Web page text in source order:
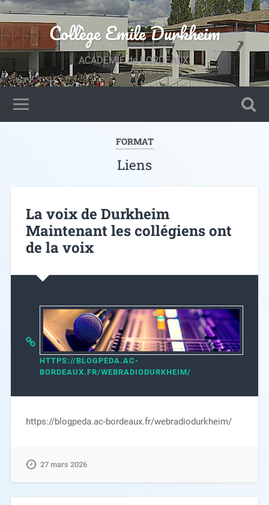
Collège Emile Durkheim
ACADEMIE de BORDEAUX.
FORMAT
Liens
La voix de Durkheim
Maintenant les collégiens ont
de la voix
HTTPS://BLOGPEDA.AC-
BORDEAUX.FR/WEBRADIODURKHEIM/
https://blogpeda.ac-bordeaux.fr/webradiodurkheim/
27 mars 2026